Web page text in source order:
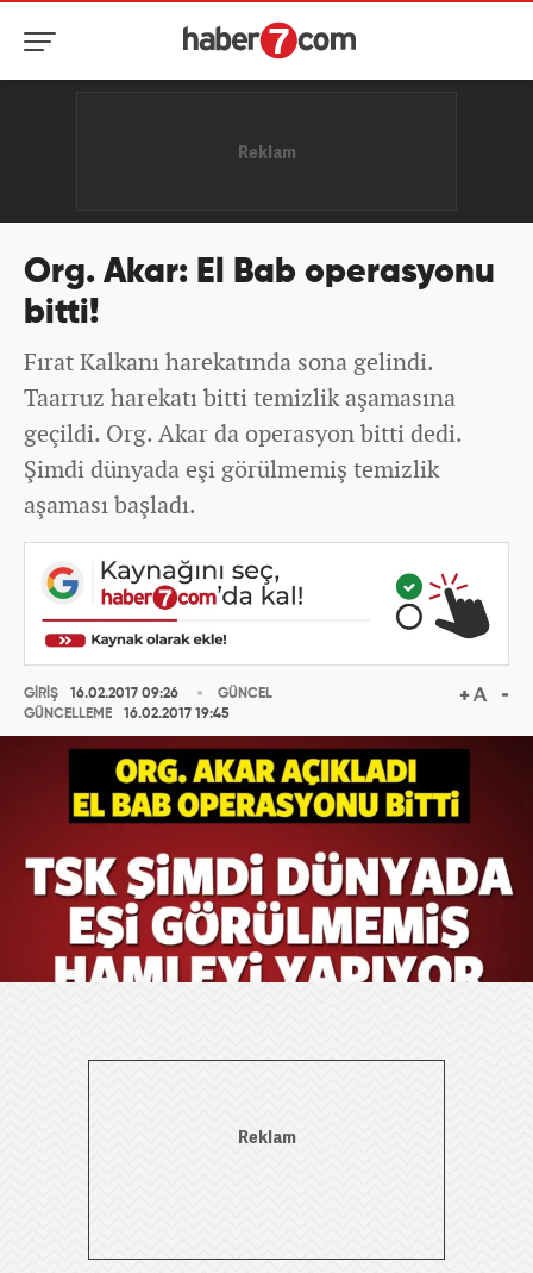
Org. Akar: El Bab operasyonu
bitti!
Fırat Kalkanı harekatında sona gelindi.
Taarruz harekatı bitti temizlik aşamasına
geçildi. Org. Akar da operasyon bitti dedi.
Şimdi dünyada eşi görülmemiş temizlik
aşaması başladı.
GİRİŞ
16.02.2017 09:26
GÜNCELLEME
16.02.2017 19:45
GÜNCEL